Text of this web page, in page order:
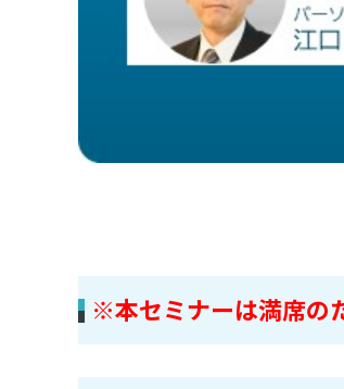
※本セミナーは満席の